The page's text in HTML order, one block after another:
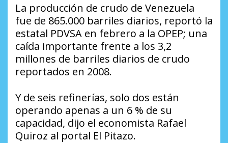
La producción de crudo de Venezuela
fue de 865.000 barriles diarios, reportó la
estatal PDVSA en febrero a la OPEP; una
caída importante frente a los 3,2
millones de barriles diarios de crudo
reportados en 2008.
Y de seis refinerías, solo dos están
operando apenas a un 6 % de su
capacidad, dijo el economista Rafael
Quiroz al portal El Pitazo.